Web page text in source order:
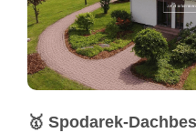
🥇 Spodarek-